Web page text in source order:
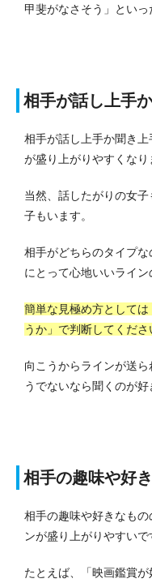
甲斐がなさそう」といっ
相手が話し上手
相手が話し上手か聞き
が盛り上がりやすくなり
当然、話したがりの女
子もいます。
相手がどちらのタイプ
にとって心地いいライン
簡単な見極め方として
うか」で判断してくださ
向こうからラインが送
うでないなら聞くのが好
相手の趣味や好
相手の趣味や好きなも
ンが盛り上がりやすいで
たとえば、「映画鑑賞